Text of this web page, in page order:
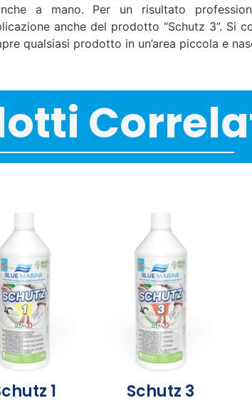
a mano. Per un risultato
anche del prodotto “Schutz 3”. Si
qualsiasi prodotto in un’area piccola e
1 Schutz 3